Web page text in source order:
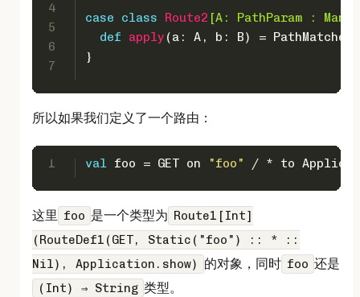
4
5
6
7
case
class Route2 [A : PathParam :
def
apply (a: A , b: B) = PathMatcher2
}
所以如果我们定义了一个路由：
1 val foo = GET on "foo" / * to
这里 foo 是一个类型为 Route1[Int]
(RouteDef1(GET, Static("foo") :: * ::
Nil), Application.show)
的对象，同时 foo 还是
(Int) ⇒ String 类型。